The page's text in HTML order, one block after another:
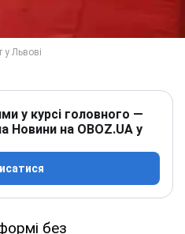
у курсі головного —
Новини на OBOZ.UA у
без